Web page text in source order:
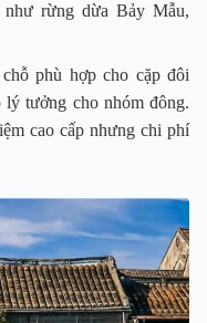
như rừng dừa Bảy Mẫu,
phù hợp cho cặp đôi
lý tưởng cho nhóm đông.
cao cấp nhưng chi phí